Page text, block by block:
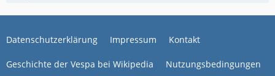
Datenschutzerklärung Impressum Kontakt
Geschichte der Vespa bei Wikipedia Nutzungsbedingungen